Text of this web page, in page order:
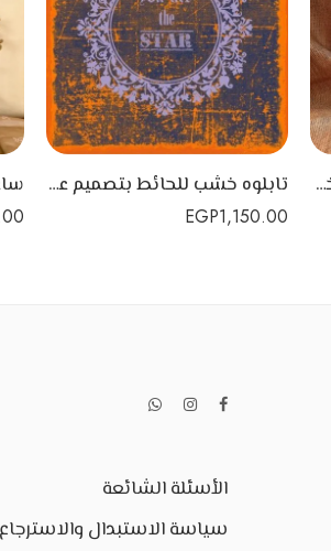
برواز صور مصنوع يدويًا من الخشب السويدي تابلوه خشب للحائط بتصميم عصري ومميز يحمل عبارة You’ are the star
EGP1,150.00
الأسئلة الشائعة
سياسة الاستبدال والاسترجاع